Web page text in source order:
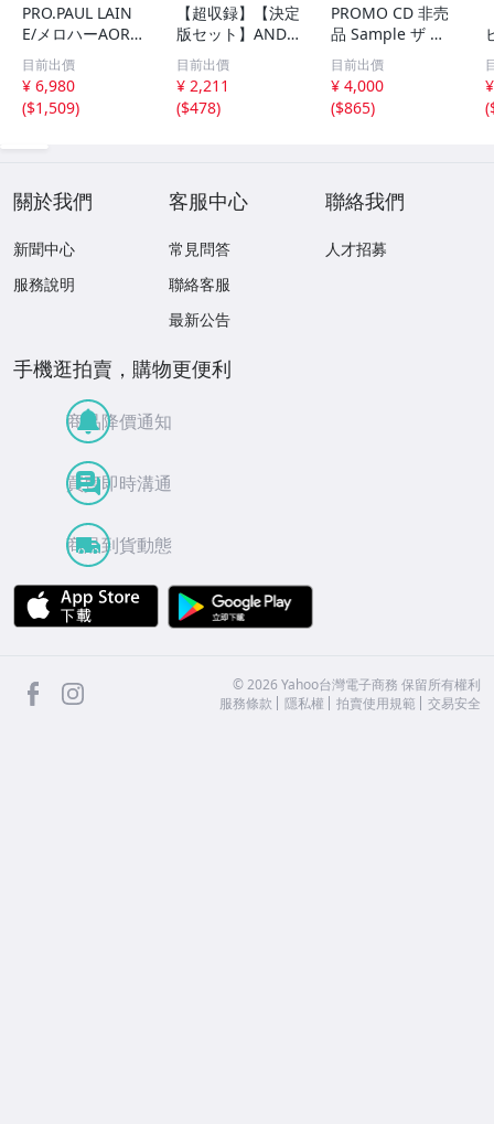
PRO.PAUL LAIN
E/メロハーAOR◆
THE RADIO SUN/
UNSTOPPABLE
目前出價
¥ 6,980
($1,509)
【超収録】【決定
版セット】ANDR
EAS VOLLENWEI
DER CD1+2+3 厳
選プレミア音源集
MP3CD-DLVer 3
目前出價
¥ 2,211
($478)
PROMO CD 非売
品 Sample ザ ビ
ートルズ パスト
マスターズ VOL.2
CP32-5602 THE
BEATLES / PAST
目前出價
¥ 4,000
($865)
(
關於我們
新聞中心
服務說明
客服中心
常見問答
聯絡客服
最新公告
聯絡我們
人才招募
手機逛拍賣，購物更便利
商品降價通知
買賣即時溝通
商品到貨動態
APP Store
facebook ©2026 Yahoo台灣電子商務 保留所有權利
服務條款
隱私權 拍賣使用規範 交易安全